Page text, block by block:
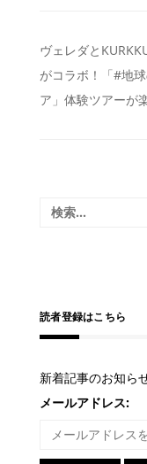
投
稿
ナ
シ
ヴェレダと
がコラボ！「#地
ア」体験ツアーが
読者登録はこちら
新着記事のお知ら
メールアドレス: